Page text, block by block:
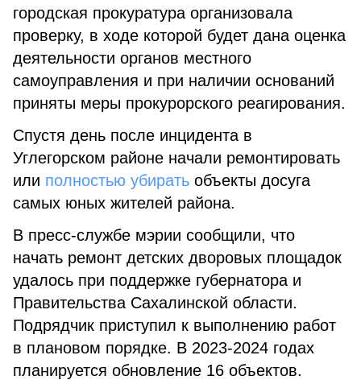
городская прокуратура организовала
проверку, в ходе которой будет дана оценка
деятельности органов местного
самоуправления и при наличии оснований
приняты меры прокурорского реагирования.
Спустя день после инцидента в
Углегорском районе начали ремонтировать
или полностью убирать объекты досуга
самых юных жителей района.
В пресс-службе мэрии сообщили, что
начать ремонт детских дворовых площадок
удалось при поддержке губернатора и
Правительства Сахалинской области.
Подрядчик приступил к выполнению работ
в плановом порядке. В 2023-2024 годах
планируется обновление 16 объектов.